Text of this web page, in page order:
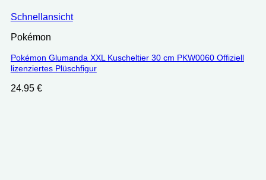
Schnellansicht
Pokémon
Pokémon Glumanda XXL Kuscheltier 30 cm PKW0060 Offiziell
lizenziertes Plüschfigur
24.95 €